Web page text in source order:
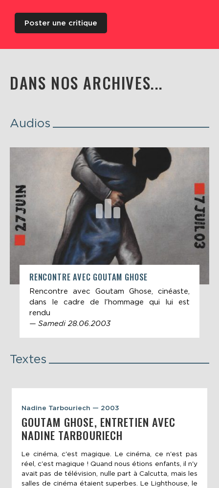
Poster une critique
DANS NOS ARCHIVES...
Audios
RENCONTRE AVEC GOUTAM GHOSE
Rencontre avec Goutam Ghose, cinéaste,
dans le cadre de l'hommage qui lui est
rendu
— Samedi 28.06.2003
Textes
Nadine Tarbouriech — 2003
GOUTAM GHOSE, ENTRETIEN AVEC
NADINE TARBOURIECH
Le cinéma, c'est magique. Le cinéma, ce n'est pas
réel, c'est magique ! Quand nous étions enfants, il n'y
avait pas de télévision, nulle part à Calcutta, mais les
salles de cinéma étaient superbes. Le Lighthouse, le